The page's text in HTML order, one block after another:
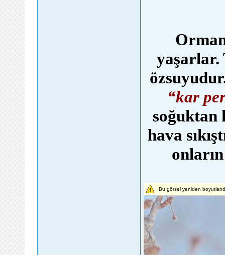
yaşarlar.
“kar
soğuktan
hava
Bu görsel yeniden